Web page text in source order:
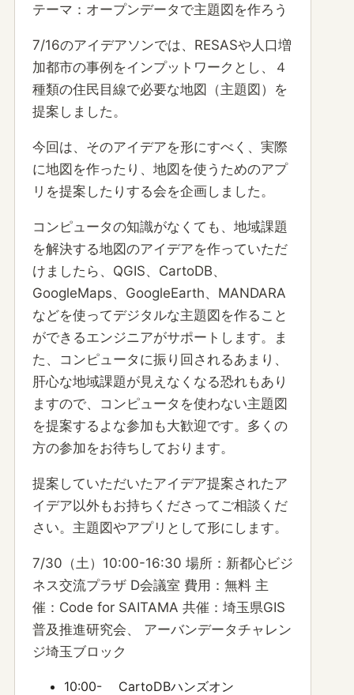
テーマ：オープンデータで主題図を作ろう
7/16のアイデアソンでは、RESASや人口増
加都市の事例をインプットワークとし、４
種類の住民目線で必要な地図（主題図）を
提案しました。
今回は、そのアイデアを形にすべく、実際
に地図を作ったり、地図を使うためのアプ
リを提案したりする会を企画しました。
コンピュータの知識がなくても、地域課題
を解決する地図のアイデアを作っていただ
けましたら、QGIS、CartoDB、
GoogleMaps、GoogleEarth、MANDARA
などを使ってデジタルな主題図を作ること
ができるエンジニアがサポートします。ま
た、コンピュータに振り回されるあまり、
肝心な地域課題が見えなくなる恐れもあり
ますので、コンピュータを使わない主題図
を提案するよな参加も大歓迎です。多くの
方の参加をお待ちしております。
提案していただいたアイデア提案されたア
イデア以外もお持ちくださってご相談くだ
さい。主題図やアプリとして形にします。
7/30（土）10:00-16:30 場所：新都心ビジ
ネス交流プラザ D会議室 費用：無料 主
催：Code for SAITAMA 共催：埼玉県GIS
普及推進研究会、 アーバンデータチャレン
ジ埼玉ブロック
10:00- CartoDBハンズオン